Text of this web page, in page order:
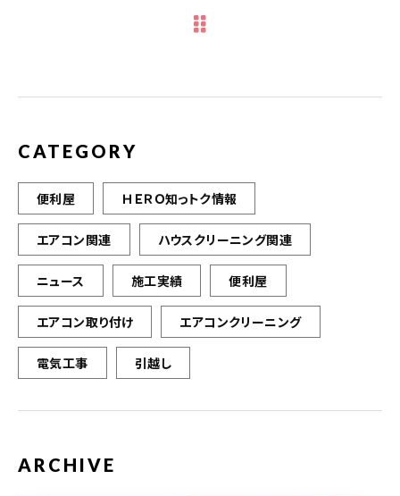
CATEGORY
便利屋 ＨＥＲＯ知っトク情報
エアコン関連 ハウスクリーニング関連
ニュース 施工実績 便利屋
エアコン取り付け エアコンクリーニング
電気工事 引越し
ARCHIVE